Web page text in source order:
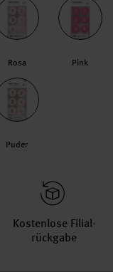
Rosa Pink
Puder
Kosten­lose Filial­
rückgabe